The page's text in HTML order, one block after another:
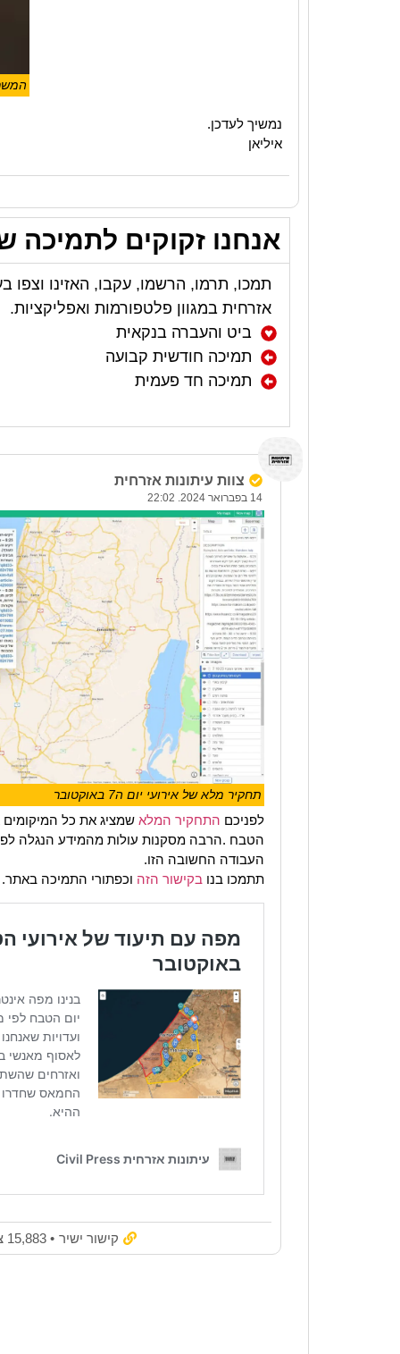
נמשיך לעדכן.
איליאן
אנחנו זקוקים לתמיכה
תמכו, תרמו, הרשמו, עקבו, האזינו וצפו
אזרחית במגוון פלטפורמות ואפליקציות.
ביט והעברה בנקאית
תמיכה חודשית קבועה
תמיכה חד פעמית
צוות עיתונות אזרחית
14 בפברואר 2024. 22:02
תחקיר מלא של אירועי יום ה7 באוקטובר
לפניכם התחקיר המלא שמציג את כל המיקומים
הטבח .הרבה מסקנות עולות מהמידע הנגלה
העבודה החשובה הזו.
תתמכו בנו בקישור הזה וכפתורי התמיכה באתר.
קישור ישיר • 15,883 צפיות